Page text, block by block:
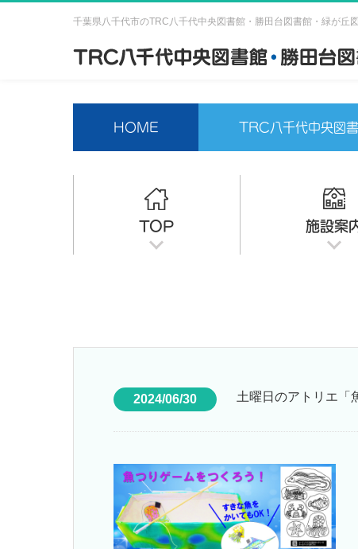
千葉県八千代市のTRC八千代中央図書館・勝田台図書館・緑が丘
HOME TRC八千代中央図
TOP 施設案
2024/06/30 土曜日のアトリエ「